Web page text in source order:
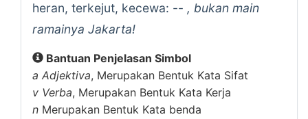
heran, terkejut, kecewa: -- , bukan main
ramainya Jakarta!
Bantuan Penjelasan Simbol
a Adjektiva, Merupakan Bentuk Kata Sifat
v Verba, Merupakan Bentuk Kata Kerja
n Merupakan Bentuk Kata benda